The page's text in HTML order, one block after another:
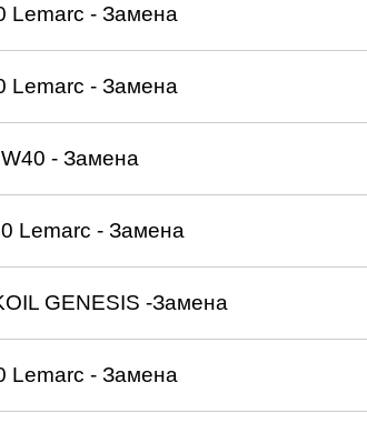
Lemarc - Замена
Lemarc - Замена
- Замена
Lemarc - Замена
GENESIS -Замена
Lemarc - Замена